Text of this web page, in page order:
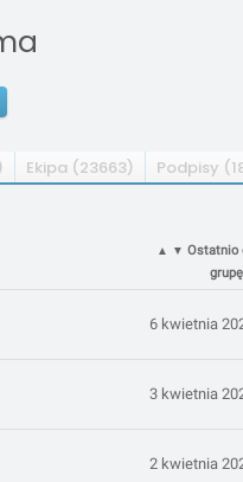
Ekipa (23663) Podpisy
▲ ▼ Ostatnio
6 kwietnia
3 kwietnia
2 kwietnia